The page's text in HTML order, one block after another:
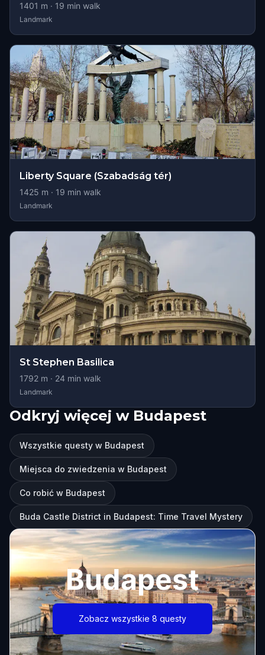
1401 m · 19 min walk
Landmark
Liberty Square (Szabadság tér)
1425 m · 19 min walk
Landmark
St Stephen Basilica
1792 m · 24 min walk
Landmark
Odkryj więcej w Budapest
Wszystkie questy w Budapest
Miejsca do zwiedzenia w Budapest
Co robić w Budapest
Buda Castle District in Budapest: Time Travel Mystery
Budapest
Zobacz wszystkie 8 questy